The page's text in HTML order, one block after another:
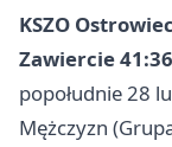
KSZO
Zawiercie 41:36
popołudnie 28
Mężczyzn